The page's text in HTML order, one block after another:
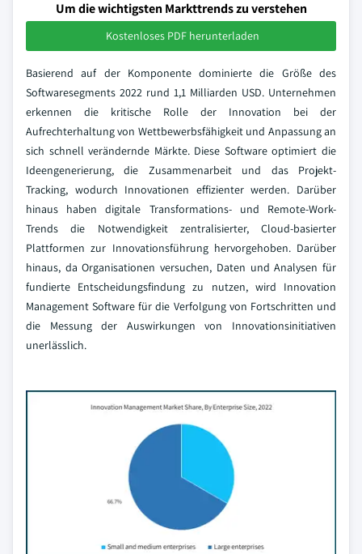
Um die wichtigsten Markttrends zu verstehen
Kostenloses PDF herunterladen
Basierend auf der Komponente dominierte die Größe des
Softwaresegments 2022 rund 1,1 Milliarden USD. Unternehmen
erkennen die kritische Rolle der Innovation bei der
Aufrechterhaltung von Wettbewerbsfähigkeit und Anpassung an
sich schnell verändernde Märkte. Diese Software optimiert die
Ideengenerierung, die Zusammenarbeit und das Projekt-
Tracking, wodurch Innovationen effizienter werden. Darüber
hinaus haben digitale Transformations- und Remote-Work-
Trends die Notwendigkeit zentralisierter, Cloud-basierter
Plattformen zur Innovationsführung hervorgehoben. Darüber
hinaus, da Organisationen versuchen, Daten und Analysen für
fundierte Entscheidungsfindung zu nutzen, wird Innovation
Management Software für die Verfolgung von Fortschritten und
die Messung der Auswirkungen von Innovationsinitiativen
unerlässlich.